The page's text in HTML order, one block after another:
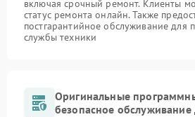
включая срочный ремонт. Клиенты
статус ремонта онлайн. Также
постгарантийное обслуживание для
службы техники
Оригинальные
безопасное